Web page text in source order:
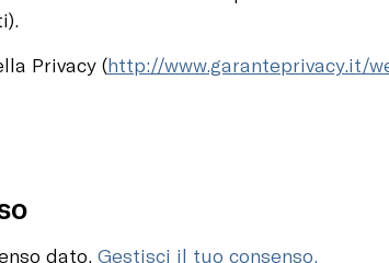
Privacy (http://www.garanteprivacy.it/
dato. Gestisci il tuo consenso.